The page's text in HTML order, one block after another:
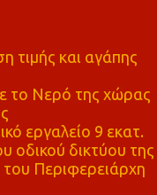
τιμής και αγάπης
το Νερό της χώρας
εργαλείο 9 εκατ.
οδικού δικτύου της
Περιφερειάρχη